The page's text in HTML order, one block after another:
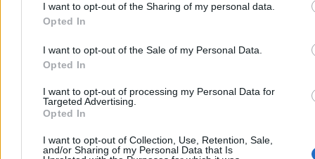
I want to opt-out of the Sharing of my personal data.
Opted In
I want to opt-out of the Sale of my Personal Data.
Opted In
I want to opt-out of processing my Personal Data for
Targeted Advertising.
Opted In
I want to opt-out of Collection, Use, Retention, Sale,
and/or Sharing of my Personal Data that Is
Moto